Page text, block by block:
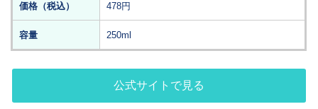
価格（税込） 478円
容量 250ml
公式サイトで見る